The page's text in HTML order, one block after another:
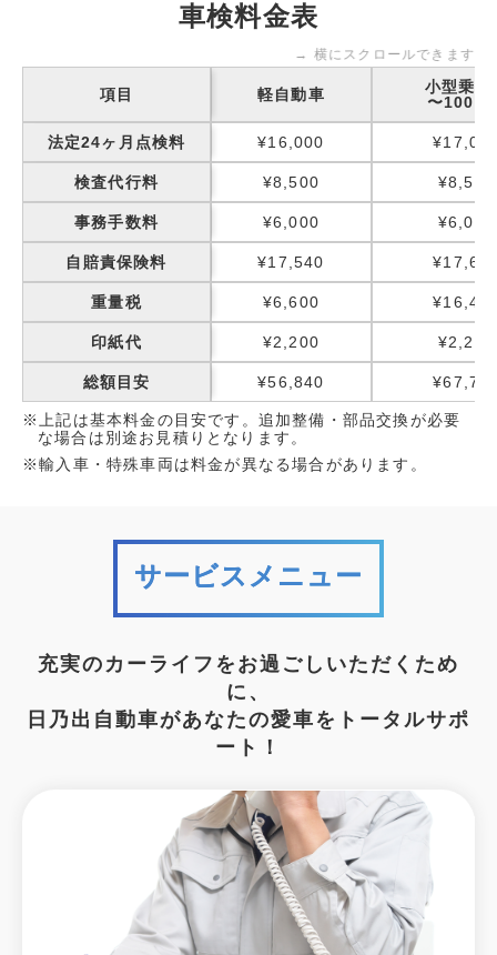
車検料金表
→ 横にスクロールできます
項目 軽自動車
小型乗用
〜
法定24ヶ月点検料 ¥16,000
検査代行料 ¥8,500 ¥8,500
事務手数料 ¥6,000 ¥6,000
自賠責保険料 ¥17,540
重量税 ¥6,600
印紙代 ¥2,200 ¥2,200
総額目安 ¥56,840
※上記は基本料金の目安です。追加整備・部品交換が必要
な場合は別途お見積りとなります。
※輸入車・特殊車両は料金が異なる場合があります。
サービスメニュー
充実のカーライフをお過ごしいただくため
に、
日乃出自動車があなたの愛車をトータルサポ
ート！